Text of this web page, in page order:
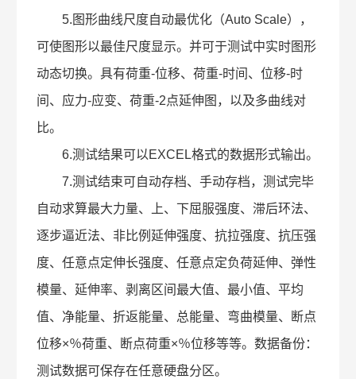
5.图形曲线尺度自动最优化（Auto Scale），
可使图形以最佳尺度显示。并可于测试中实时图形
动态切换。具有荷重-位移、荷重-时间、位移-时
间、应力-应变、荷重-2点延伸图，以及多曲线对
比。
6.测试结果可以EXCEL格式的数据形式输出。
7.测试结束可自动存档、手动存档，测试完毕
自动求算最大力量、上、下屈服强度、滞后环法、
逐步逼近法、非比例延伸强度、抗拉强度、抗压强
度、任意点定伸长强度、任意点定负荷延伸、弹性
模量、延伸率、剥离区间最大值、最小值、平均
值、净能量、折返能量、总能量、弯曲模量、断点
位移×％荷重、断点荷重×％位移等等。数据备份：
测试数据可保存在任意硬盘分区。